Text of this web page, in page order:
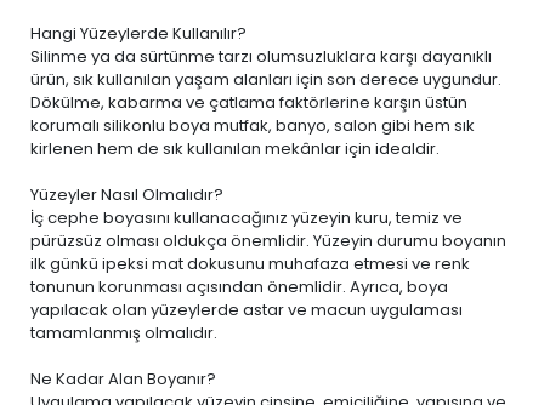
Hangi Yüzeylerde Kullanılır?
Silinme ya da sürtünme tarzı olumsuzluklara karşı dayanıklı
ürün, sık kullanılan yaşam alanları için son derece uygundur.
Dökülme, kabarma ve çatlama faktörlerine karşın üstün
korumalı silikonlu boya mutfak, banyo, salon gibi hem sık
kirlenen hem de sık kullanılan mekânlar için idealdir.
Yüzeyler Nasıl Olmalıdır?
İç cephe boyasını kullanacağınız yüzeyin kuru, temiz ve
pürüzsüz olması oldukça önemlidir. Yüzeyin durumu boyanın
ilk günkü ipeksi mat dokusunu muhafaza etmesi ve renk
tonunun korunması açısından önemlidir. Ayrıca, boya
yapılacak olan yüzeylerde astar ve macun uygulaması
tamamlanmış olmalıdır.
Ne Kadar Alan Boyanır?